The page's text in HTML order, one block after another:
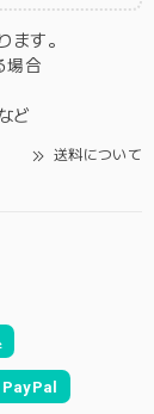
ます。
場合
ど
送料について
PayPal